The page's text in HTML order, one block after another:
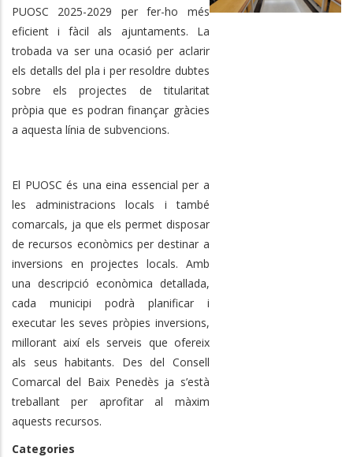
PUOSC 2025-2029 per fer-ho més
eficient i fàcil als ajuntaments. La
trobada va ser una ocasió per aclarir
els detalls del pla i per resoldre dubtes
sobre els projectes de titularitat
pròpia que es podran finançar gràcies
a aquesta línia de subvencions.
El PUOSC és una eina essencial per a
les administracions locals i també
comarcals, ja que els permet disposar
de recursos econòmics per destinar a
inversions en projectes locals. Amb
una descripció econòmica detallada,
cada municipi podrà planificar i
executar les seves pròpies inversions,
millorant així els serveis que ofereix
als seus habitants. Des del Consell
Comarcal del Baix Penedès ja s’està
treballant per aprofitar al màxim
aquests recursos.
Categories